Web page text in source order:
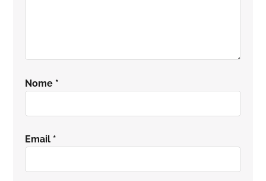
Nome *
Email *